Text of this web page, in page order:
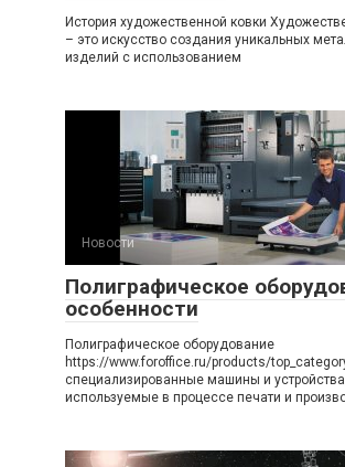
История художественной ковки
– это искусство создания уникальных
изделий с использованием
Новости
Полиграфическое
особенности
Полиграфическое оборудование
https://www.foroffice.ru/products/
специализированные машины и
используемые в процессе печати и